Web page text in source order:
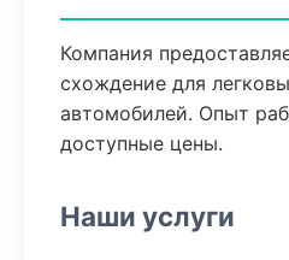
Компания
схождение для
автомобилей. Опыт
доступные цены.
Наши услуги